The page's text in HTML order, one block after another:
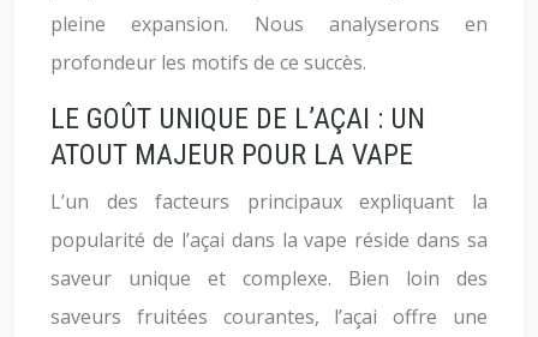
pleine expansion. Nous analyserons en
profondeur les motifs de ce succès.
LE GOÛT UNIQUE DE L’AÇAI : UN
ATOUT MAJEUR POUR LA VAPE
L’un des facteurs principaux expliquant la
popularité de l’açai dans la vape réside dans sa
saveur unique et complexe. Bien loin des
saveurs fruitées courantes, l’açai offre une